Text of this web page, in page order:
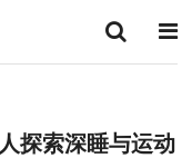
探索深睡与运动